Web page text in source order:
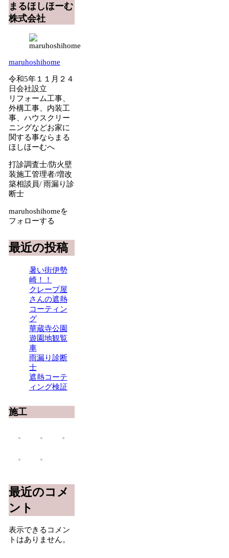
まるほしほーむ
株式会社
maruhoshihome
令和5年１１月２４
日会社設立
リフォーム工事、
外構工事、内装工
事、ハウスクリー
ニングなどお家に
関する事ならまる
ほしほーむへ
打診調査士/防火壁
装施工管理者/増改
築相談員/ 雨漏り診
断士
maruhoshihomeを
フォローする
最近の投稿
暑い街伊勢
崎！！
クレープ屋
さんの遮熱
コーティン
グ
華蔵寺公園
遊園地観覧
車
雨漏り診断
士
遮熱コーテ
ィング検証
施工
最近のコメ
ント
表示できるコメン
トはありません。